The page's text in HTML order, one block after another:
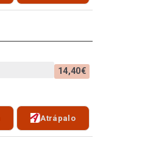
14,40€
Atrápalo